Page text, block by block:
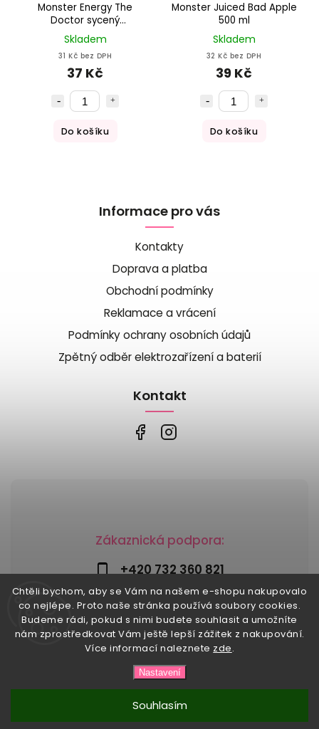
Chtěli bychom, aby se Vám na našem e-shopu nakupovalo
co nejlépe. Proto naše stránka používá soubory cookies.
Budeme rádi, pokud s nimi budete souhlasit a umožníte
nám zprostředkovat Vám ještě lepší zážitek z nakupování.
Více informací naleznete zde.
Nastavení
Souhlasím
Monster Energy The
Doctor sycený
energetický nápoj 500ml
Skladem
31 Kč bez DPH
37 Kč
Do košíku
Monster Juiced Bad Apple
500 ml
Skladem
32 Kč bez DPH
39 Kč
Do košíku
Zákaznická podpora:
+420 732 360 821
info@risesnu.cz
Informace pro vás
Kontakty
Doprava a platba
Obchodní podmínky
Reklamace a vrácení
Podmínky ochrany osobních údajů
Zpětný odběr elektrozařízení a baterií
Kontakt
Risesnu.cz. Všechna práva vyhrazena.
Upravit nastavení cookies
Shoptet | Design